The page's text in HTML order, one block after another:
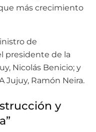
más crecimiento
de
presidente de la
Nicolás Benicio; y
Jujuy, Ramón Neira.
y